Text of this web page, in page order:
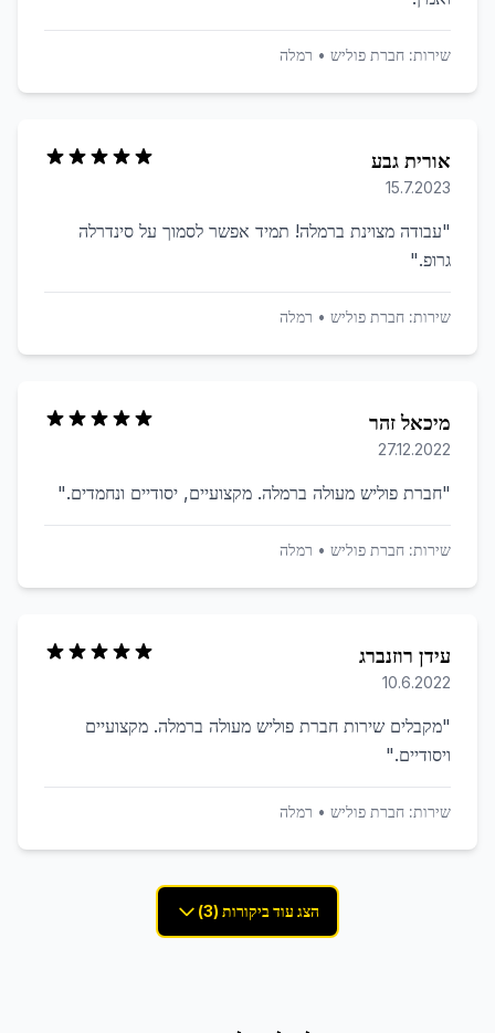
שירות: חברת פוליש • רמלה
אורית גבע
15.7.2023
"עבודה מצוינת ברמלה! תמיד אפשר לסמוך על סינדרלה
גרופ."
שירות: חברת פוליש • רמלה
מיכאל זהר
27.12.2022
"חברת פוליש מעולה ברמלה. מקצועיים, יסודיים ונחמדים."
שירות: חברת פוליש • רמלה
עידן רוזנברג
10.6.2022
"מקבלים שירות חברת פוליש מעולה ברמלה. מקצועיים
ויסודיים."
שירות: חברת פוליש • רמלה
הצג עוד ביקורות (3)